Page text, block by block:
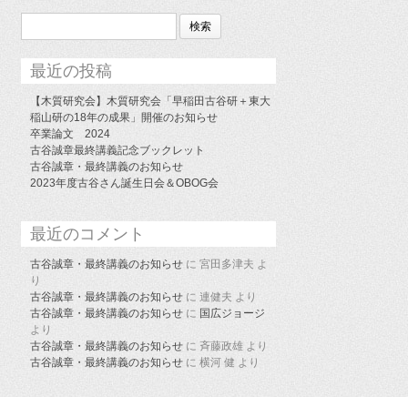
検
最近の投稿
【木質研究会】木質研究会「早稲田古谷研＋東大
稲山研の18年の成果」開催のお知らせ
卒業論文 2024
古谷誠章最終講義記念ブックレット
古谷誠章・最終講義のお知らせ
2023年度古谷さん誕生日会＆OBOG会
最近のコメント
古谷誠章・最終講義のお知らせ に宮田多津夫 よ
り
古谷誠章・最終講義のお知らせ に連健夫 より
古谷誠章・最終講義のお知らせ に 国広ジョージ
より
古谷誠章・最終講義のお知らせ に 斉藤政雄 より
古谷誠章・最終講義のお知らせ に横河 健 より